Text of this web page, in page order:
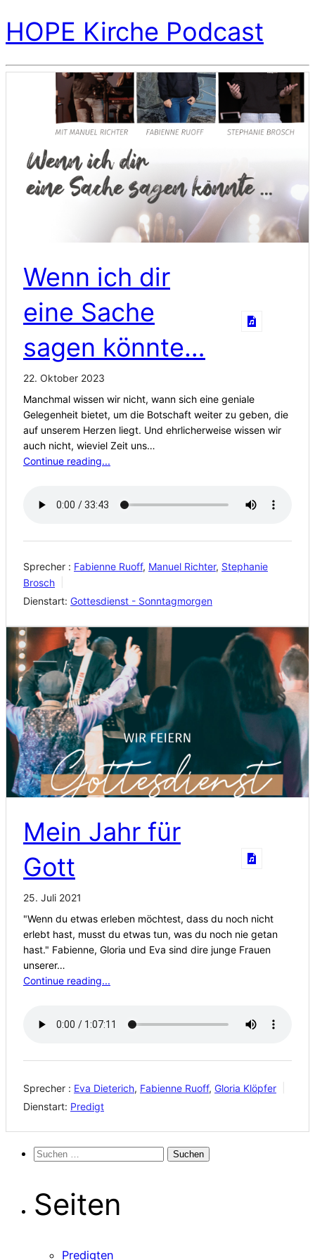
HOPE Kirche Podcast
Wenn ich dir
eine Sache
sagen könnte…
22. Oktober 2023
Manchmal wissen wir nicht, wann sich eine geniale
Gelegenheit bietet, um die Botschaft weiter zu geben, die
auf unserem Herzen liegt. Und ehrlicherweise wissen wir
auch nicht, wieviel Zeit uns…
Continue reading...
Sprecher : Fabienne Ruoff, Manuel Richter, Stephanie
Brosch
Dienstart: Gottesdienst - Sonntagmorgen
Mein Jahr für
Gott
25. Juli 2021
"Wenn du etwas erleben möchtest, dass du noch nicht
erlebt hast, musst du etwas tun, was du noch nie getan
hast." Fabienne, Gloria und Eva sind dire junge Frauen
unserer…
Continue reading...
Sprecher : Eva Dieterich, Fabienne Ruoff, Gloria Klöpfer
Dienstart: Predigt
Suchen
Seiten
Predigten